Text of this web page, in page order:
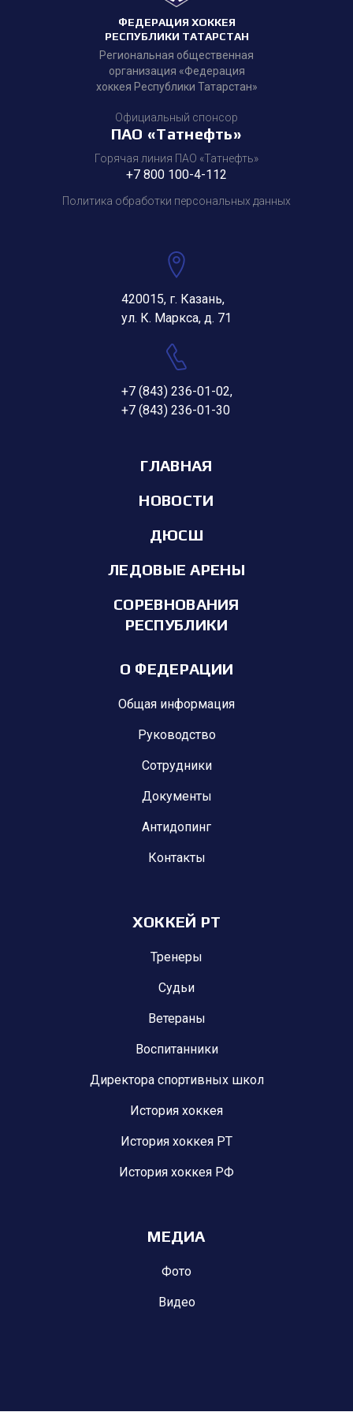
ФЕДЕРАЦИЯ ХОККЕЯ
РЕСПУБЛИКИ ТАТАРСТАН
Региональная общественная
организация «Федерация
хоккея Республики Татарстан»
Официальный спонсор
ПАО «Татнефть»
Горячая линия ПАО «Татнефть»
+7 800 100-4-112
Политика обработки персональных данных
420015, г. Казань,
ул. К. Маркса, д. 71
+7 (843) 236-01-02,
+7 (843) 236-01-30
ГЛАВНАЯ
НОВОСТИ
ДЮСШ
ЛЕДОВЫЕ АРЕНЫ
СОРЕВНОВАНИЯ
РЕСПУБЛИКИ
О ФЕДЕРАЦИИ
Общая информация
Руководство
Сотрудники
Документы
Антидопинг
Контакты
ХОККЕЙ РТ
Тренеры
Судьи
Ветераны
Воспитанники
Директора спортивных школ
История хоккея
История хоккея РТ
История хоккея РФ
МЕДИА
Фото
Видео